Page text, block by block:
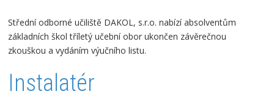
Střední odborné učiliště DAKOL, s.r.o. nabízí absolventům
základních škol tříletý učební obor ukončen závěrečnou
zkouškou a vydáním výučního listu.
Instalatér